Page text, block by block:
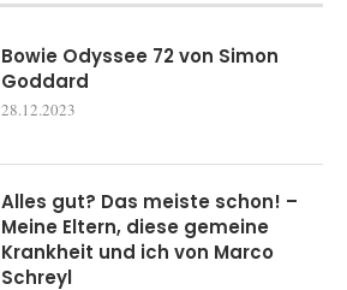
Bowie Odyssee 72 von Simon
Goddard
28.12.2023
Alles gut? Das meiste schon! –
Meine Eltern, diese gemeine
Krankheit und ich von Marco
Schreyl